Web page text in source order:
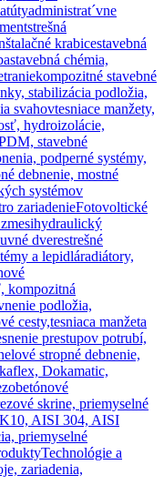
administrat´vne
strešná
krabicestavebná
stavebná chémia,
kompozitné stavebné
stabilizácia podložia,
svahovtesniace manžety,
hydroizolácie,
stavebné
podperné systémy,
debnenie, mostné
systémov
zariadenieFotovoltické
hydraulický
dverestrešné
a lepidláradiátory,
kompozitná
podložia,
cesty,tesniaca manžeta
prestupov potrubí,
stropné debnenie,
Dokamatic,
skrine, priemyselné
AISI 304, AISI
priemyselné
Technológie a
zariadenia,